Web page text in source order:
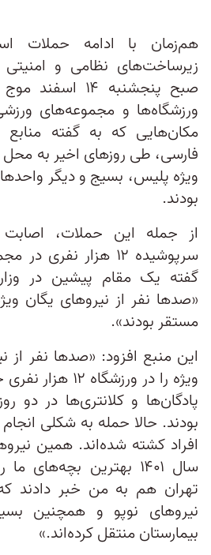
هم‌زمان با ادامه حملات
زیرساخت‌های نظامی و
صبح پنجشنبه ۱۴
ورزشگاه‌ها و مجموعه‌های
مکان‌هایی که به گفته منابع
فارسی، طی روزهای اخیر به محل
ویژه پلیس، بسیج و دیگر
بودند.
از جمله این حملات،
سرپوشیده ۱۲ هزار
گفته یک مقام پیشین در
«صدها نفر از نیروهای یگان
مستقر بودند».
این منبع افزود: «صدها نفر از
ویژه را در
پادگان‌ها و کلانتری‌ها در دو
بودند. حالا حمله به شکلی
سال ۱۴۰۱ بهترین
تهران هم به من خبر دادند
نیروهای نوپو و همچنین
بیمارستان منتقل کرده‌اند.»